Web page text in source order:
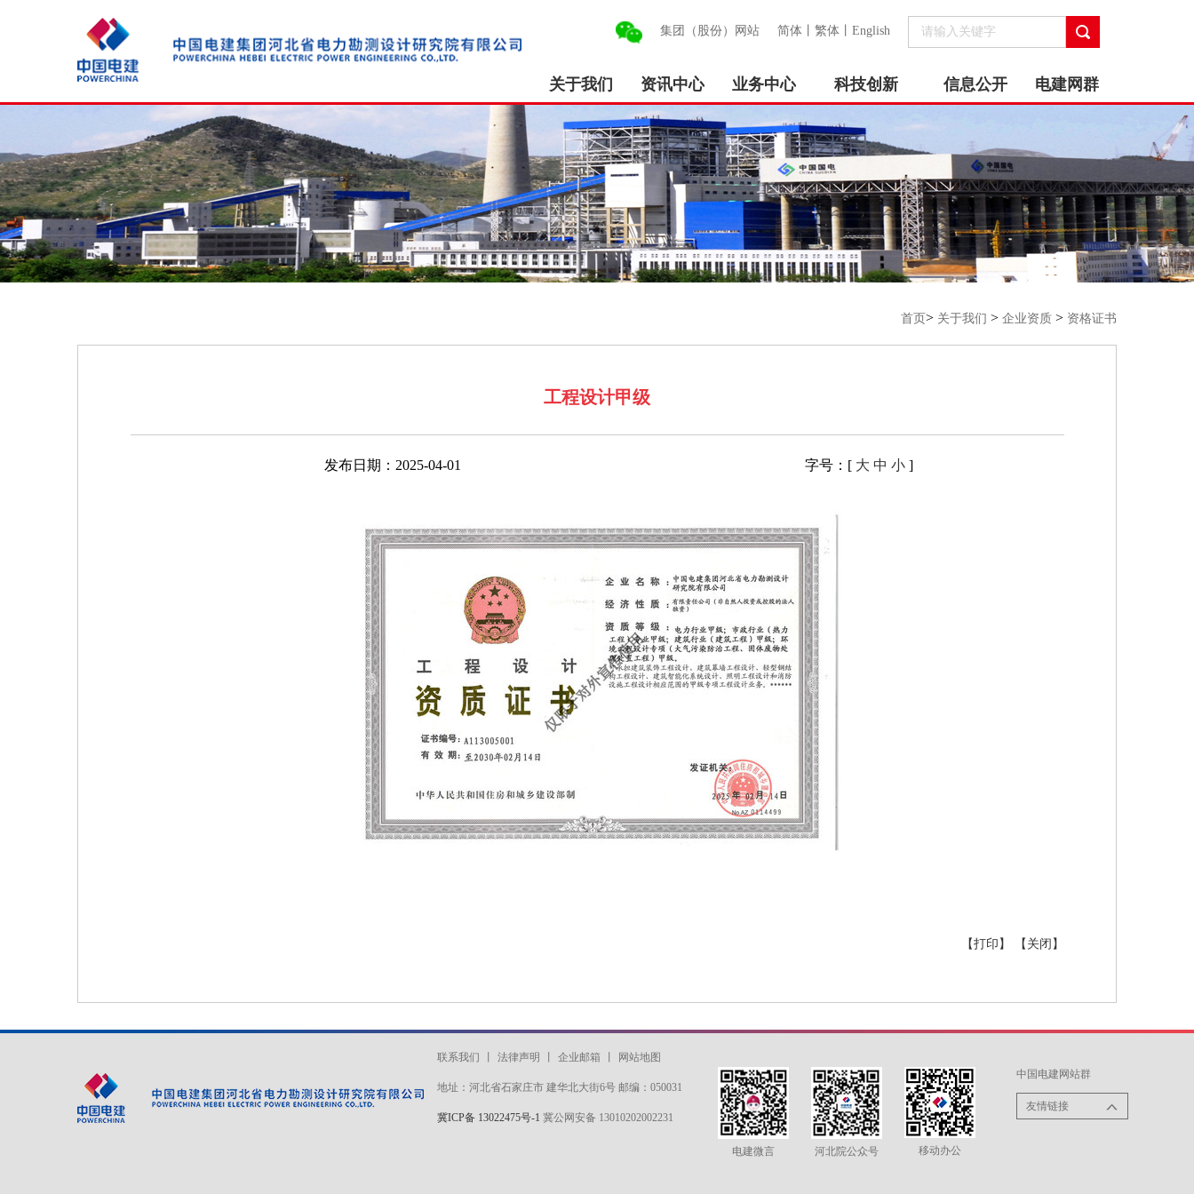
集团（股份）网站 简体 繁体 English
关于我们 资讯中心 业务中心 科技创新 信息公开 电建网群
首页 > 关于我们 > 企业资质 > 资格证书
工程设计甲级
发布日期：2025-04-01 字号：[ 大 中 小 ]
【打印】 【关闭】
联系我们 法律声明 企业邮箱 网站地图
地址：河北省石家庄市 建华北大街6号 邮编：050031
冀ICP备 13022475号-1 冀公网安备 13010202002231
电建微言 河北院公众号 移动办公
中国电建网站群
友情链接